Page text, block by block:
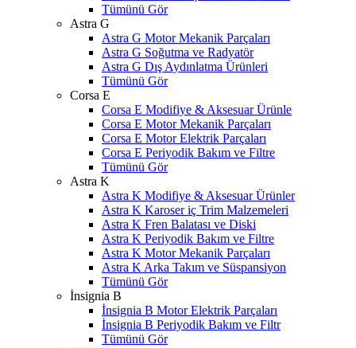
Tümünü Gör
Astra G
Astra G Motor Mekanik Parçaları
Astra G Soğutma ve Radyatör
Astra G Dış Aydınlatma Ürünleri
Tümünü Gör
Corsa E
Corsa E Modifiye & Aksesuar Ürünle
Corsa E Motor Mekanik Parçaları
Corsa E Motor Elektrik Parçaları
Corsa E Periyodik Bakım ve Filtre
Tümünü Gör
Astra K
Astra K Modifiye & Aksesuar Ürünler
Astra K Karoser iç Trim Malzemeleri
Astra K Fren Balatası ve Diski
Astra K Periyodik Bakım ve Filtre
Astra K Motor Mekanik Parçaları
Astra K Arka Takım ve Süspansiyon
Tümünü Gör
İnsignia B
İnsignia B Motor Elektrik Parçaları
İnsignia B Periyodik Bakım ve Filtr
Tümünü Gör